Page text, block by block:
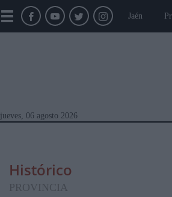
Jaén
jueves, 06 agosto 2026
Histórico
PROVINCIA